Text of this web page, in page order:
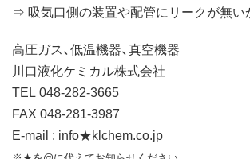
⇒ 吸気口側の装置や配管にリークが無い
高圧ガス、低温機器、真空機器
川口液化ケミカル株式会社
TEL 048-282-3665
FAX 048-281-3987
E-mail : info★klchem.co.jp